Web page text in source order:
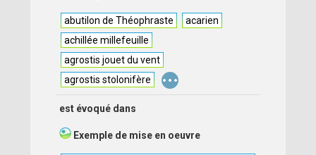
abutilon de Théophraste
acarien
achillée millefeuille
agrostis jouet du vent
agrostis stolonifère
...
est évoqué dans
Exemple de mise en oeuvre